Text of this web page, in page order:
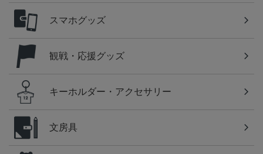
スマホグッズ
観戦・応援グッズ
キーホルダー・アクセサリー
文房具